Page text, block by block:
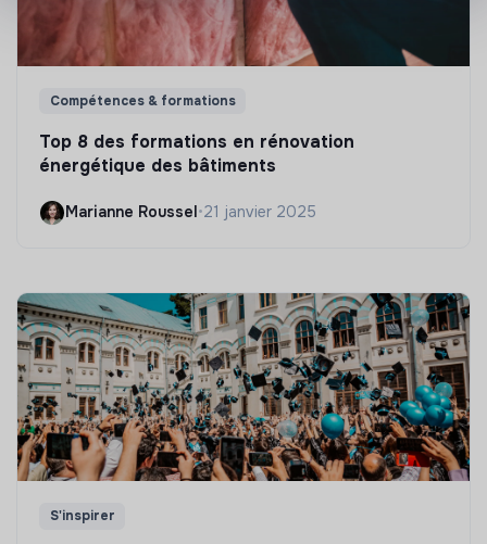
Compétences & formations
Top 8 des formations en rénovation
énergétique des bâtiments
Marianne Roussel •21 janvier 2025
S'inspirer